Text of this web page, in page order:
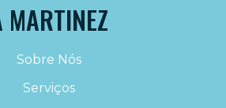
MARTINEZ
Sobre Nós
Serviços